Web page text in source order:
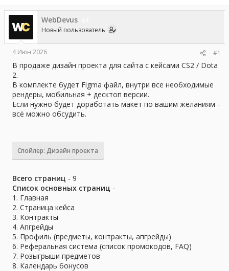
р
т
е
м
ы
н
а
а
л
WebDevus
Новый пользователь
4 Июн 2026 #1
В продаже дизайн проекта для сайта с кейсами CS2 / Dota
2.
В комплекте будет Figma файл, внутри все необходимые
рендеры, мобильная + десктоп версии.
Если нужно будет доработать макет по вашим желаниям -
всё можно обсудить.
Спойлер: Дизайн проекта
Всего страниц - 9
Список основных страниц -
1. Главная
2. Страница кейса
3. Контракты
4. Апгрейды
5. Профиль (предметы, контракты, апгрейды)
6. Реферальная система (список промокодов, FAQ)
7. Розыгрыши предметов
8. Календарь бонусов